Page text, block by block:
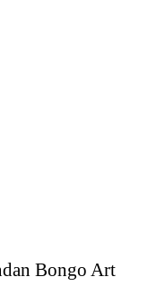
Bongo Art